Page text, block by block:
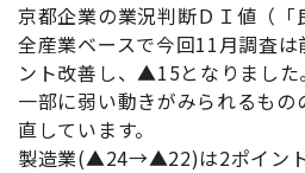
京都企業の業況判断ＤＩ値（「
全産業ベースで今回11月調査
ント改善し、▲15となりまし
一部に弱い動きがみられるも
直しています。
製造業(▲24→▲22)は2ポイン